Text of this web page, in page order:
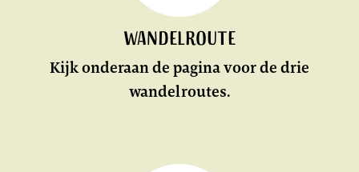
Wandelroute
Kijk onderaan de pagina voor de drie
wandelroutes.